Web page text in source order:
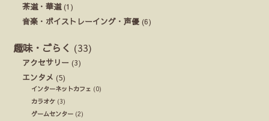
茶道・華道(1)
音楽・ボイストレーイング・声優 (6)
趣味・ごらく (33)
アクセサリー (3)
エンタメ (5)
インターネットカフェ (0)
カラオケ (3)
ゲームセンター (2)